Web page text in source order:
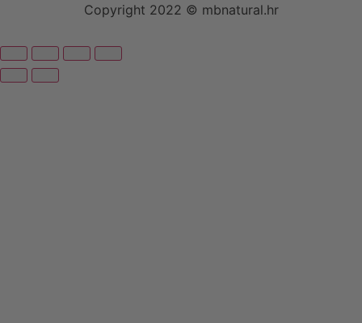
Copyright 2022 © mbnatural.hr